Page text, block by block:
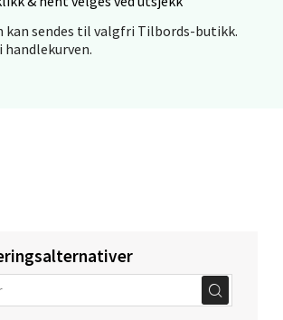
kan sendes til valgfri Tilbords-butikk.
handlekurven.
Velg